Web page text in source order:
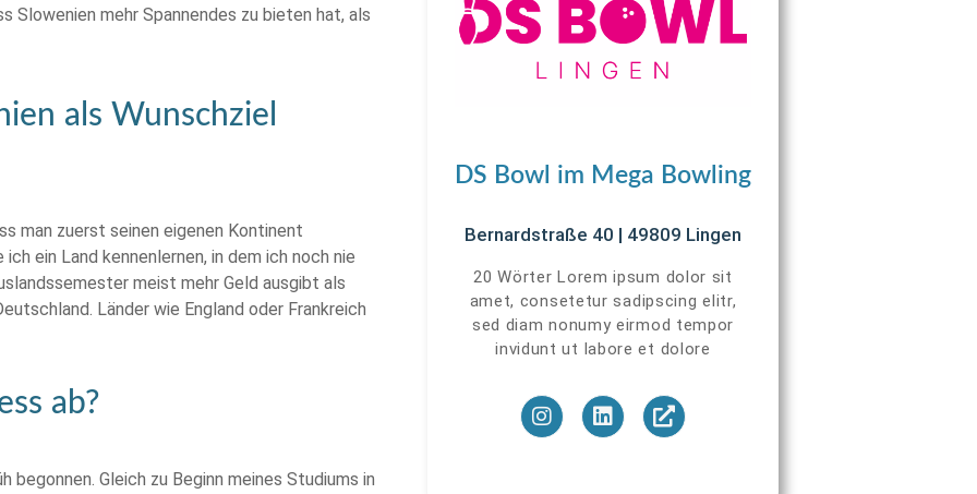
Slowenien mehr Spannendes zu bieten hat, als
als Wunschziel
man zuerst seinen eigenen Kontinent
ein Land kennenlernen, in dem ich noch nie
meist mehr Geld ausgibt als
Länder wie England oder Frankreich
ab?
Gleich zu Beginn meines Studiums in
DS Bowl im Mega Bowling
Bernardstraße 40 | 49809 Lingen
20 Wörter Lorem ipsum dolor sit
amet, consetetur sadipscing elitr,
sed diam nonumy eirmod tempor
invidunt ut labore et dolore